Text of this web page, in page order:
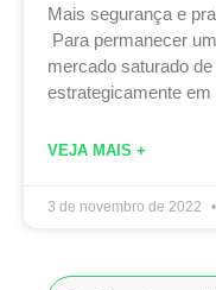
Mais segurança e
Para permanecer
mercado saturado
estrategicamente em
VEJA MAIS +
3 de novembro de 2022